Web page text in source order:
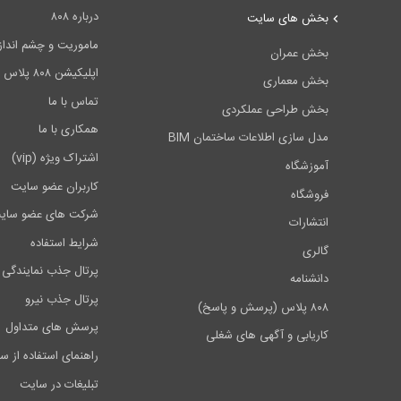
درباره ۸۰۸
ماموریت و چشم انداز
اپلیکیشن ۸۰۸ پلاس
تماس با ما
همکاری با ما
اشتراک ویژه (vip)
کاربران عضو سایت
شرکت های عضو
شرایط استفاده
پرتال جذب
پرتال جذب نیرو
پرسش های متداول
راهنمای استفاده از
تبلیغات در سایت
بخش های سایت
بخش عمران
بخش معماری
بخش طراحی عملکردی
مدل سازی اطلاعات ساختمان BIM
آموزشگاه
فروشگاه
انتشارات
گالری
دانشنامه
۸۰۸ پلاس (پرسش و پاسخ)
کاریابی و آگهی های شغلی